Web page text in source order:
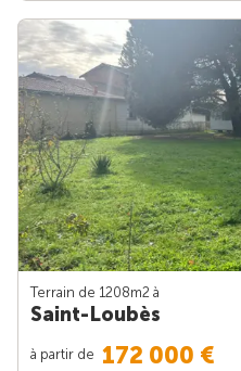
Terrain de 1208m2 à
Saint-Loubès
à partir de 172 000 €